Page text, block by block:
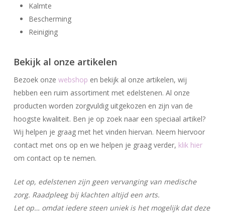
Kalmte
Bescherming
Reiniging
Bekijk al onze artikelen
Bezoek onze webshop en bekijk al onze artikelen, wij
hebben een ruim assortiment met edelstenen. Al onze
producten worden zorgvuldig uitgekozen en zijn van de
hoogste kwaliteit. Ben je op zoek naar een speciaal artikel?
Wij helpen je graag met het vinden hiervan. Neem hiervoor
contact met ons op en we helpen je graag verder, klik hier
om contact op te nemen.
Let op, edelstenen zijn geen vervanging van medische
zorg. Raadpleeg bij klachten altijd een arts.
Let op… omdat iedere steen uniek is het mogelijk dat deze